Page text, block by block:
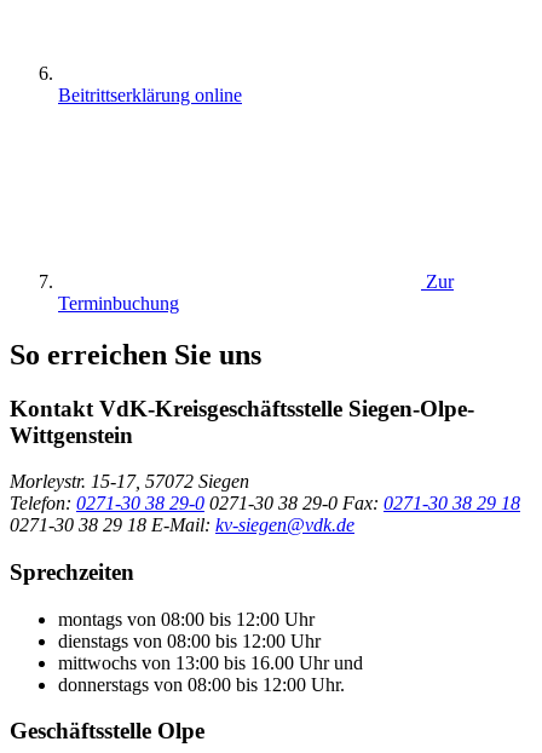
Beitrittserklärung online
Zur
Terminbuchung
So erreichen Sie uns
Kontakt VdK-Kreisgeschäftsstelle Siegen-Olpe-
Wittgenstein
Morleystr. 15-17, 57072 Siegen
Telefon: 0271-30 38 29-0 0271-30 38 29-0 Fax: 0271-30 38 29 18
0271-30 38 29 18 E-Mail: kv-siegen@vdk.de
Sprechzeiten
montags von 08:00 bis 12:00 Uhr
dienstags von 08:00 bis 12:00 Uhr
mittwochs von 13:00 bis 16.00 Uhr und
donnerstags von 08:00 bis 12:00 Uhr.
Geschäftsstelle Olpe